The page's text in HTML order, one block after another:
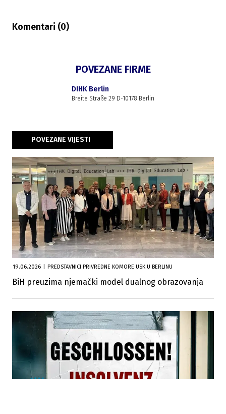
Komentari (0)
POVEZANE FIRME
DIHK Berlin
Breite Straße 29 D-10178 Berlin
POVEZANE VIJESTI
19.06.2026 PREDSTAVNICI PRIVREDNE KOMORE USK U BERLINU
BiH preuzima njemački model dualnog obrazovanja